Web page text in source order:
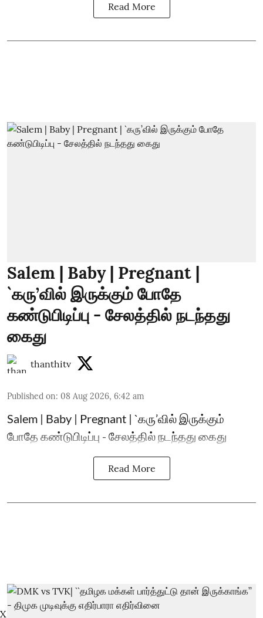
Read More
Salem | Baby | Pregnant |
`கரு’வில் இருக்கும் போதே
கண்டுபிடிப்பு - சேலத்தில் நடந்தது
கைது
thanthitv
Published on: 08 Aug 2026, 6:42 am
Salem | Baby | Pregnant | `கரு’வில் இருக்கும்
போதே கண்டுபிடிப்பு - சேலத்தில் நடந்தது கைது
Read More
X